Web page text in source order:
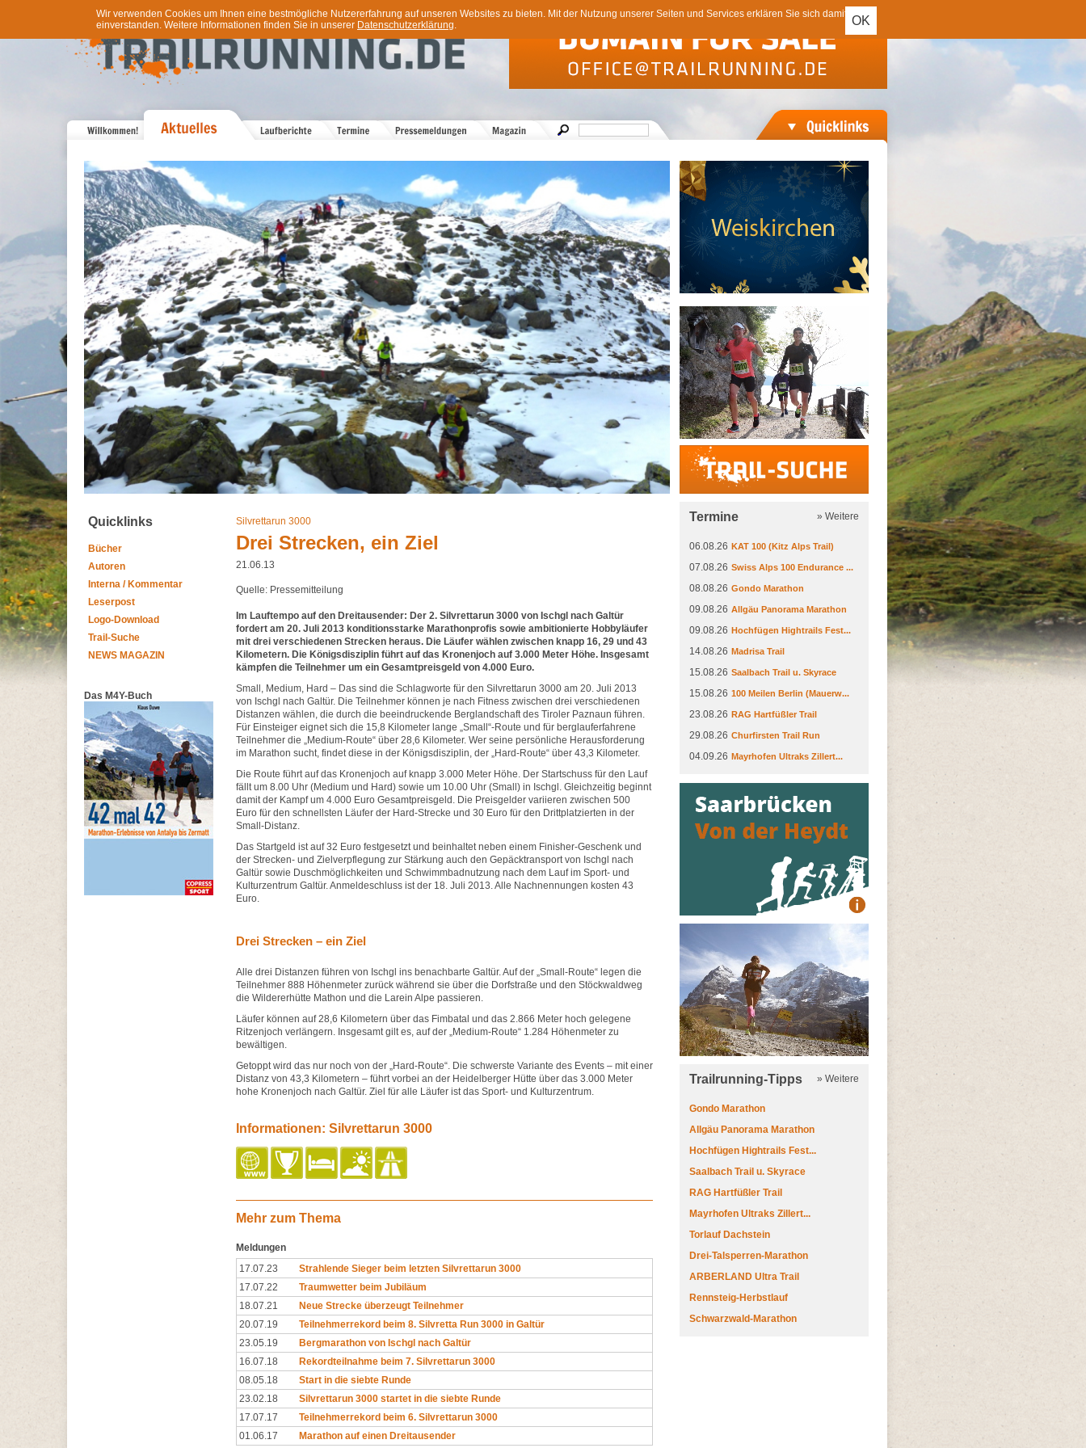
OK
Wir verwenden Cookies um Ihnen eine bestmögliche Nutzererfahrung auf unseren Websites zu bieten. Mit der Nutzung unserer Seiten und Services erklären Sie sich damit
einverstanden. Weitere Informationen finden Sie in unserer Datenschutzerklärung.
Trail-Suche
Quicklinks
Bücher
Autoren
Interna / Kommentar
Leserpost
Logo-Download
Trail-Suche
NEWS MAGAZIN
Das M4Y-Buch
Silvrettarun 3000
Drei Strecken, ein Ziel
21.06.13
Quelle: Pressemitteilung
Im Lauftempo auf den Dreitausender: Der 2. Silvrettarun 3000 von Ischgl nach Galtür
fordert am 20. Juli 2013 konditionsstarke Marathonprofis sowie ambitionierte Hobbyläufer
mit drei verschiedenen Strecken heraus. Die Läufer wählen zwischen knapp 16, 29 und 43
Kilometern. Die Königsdisziplin führt auf das Kronenjoch auf 3.000 Meter Höhe. Insgesamt
kämpfen die Teilnehmer um ein Gesamtpreisgeld von 4.000 Euro.
Small, Medium, Hard – Das sind die Schlagworte für den Silvrettarun 3000 am 20. Juli 2013
von Ischgl nach Galtür. Die Teilnehmer können je nach Fitness zwischen drei verschiedenen
Distanzen wählen, die durch die beeindruckende Berglandschaft des Tiroler Paznaun führen.
Für Einsteiger eignet sich die 15,8 Kilometer lange „Small“-Route und für berglauferfahrene
Teilnehmer die „Medium-Route“ über 28,6 Kilometer. Wer seine persönliche Herausforderung
im Marathon sucht, findet diese in der Königsdisziplin, der „Hard-Route“ über 43,3 Kilometer.
Die Route führt auf das Kronenjoch auf knapp 3.000 Meter Höhe. Der Startschuss für den Lauf
fällt um 8.00 Uhr (Medium und Hard) sowie um 10.00 Uhr (Small) in Ischgl. Gleichzeitig beginnt
damit der Kampf um 4.000 Euro Gesamtpreisgeld. Die Preisgelder variieren zwischen 500
Euro für den schnellsten Läufer der Hard-Strecke und 30 Euro für den Drittplatzierten in der
Small-Distanz.
Das Startgeld ist auf 32 Euro festgesetzt und beinhaltet neben einem Finisher-Geschenk und
der Strecken- und Zielverpflegung zur Stärkung auch den Gepäcktransport von Ischgl nach
Galtür sowie Duschmöglichkeiten und Schwimmbadnutzung nach dem Lauf im Sport- und
Kulturzentrum Galtür. Anmeldeschluss ist der 18. Juli 2013. Alle Nachnennungen kosten 43
Euro.
Drei Strecken – ein Ziel
Alle drei Distanzen führen von Ischgl ins benachbarte Galtür. Auf der „Small-Route“ legen die
Teilnehmer 888 Höhenmeter zurück während sie über die Dorfstraße und den Stöckwaldweg
die Wildererhütte Mathon und die Larein Alpe passieren.
Läufer können auf 28,6 Kilometern über das Fimbatal und das 2.866 Meter hoch gelegene
Ritzenjoch verlängern. Insgesamt gilt es, auf der „Medium-Route“ 1.284 Höhenmeter zu
bewältigen.
Getoppt wird das nur noch von der „Hard-Route“. Die schwerste Variante des Events – mit einer
Distanz von 43,3 Kilometern – führt vorbei an der Heidelberger Hütte über das 3.000 Meter
hohe Kronenjoch nach Galtür. Ziel für alle Läufer ist das Sport- und Kulturzentrum.
Informationen: Silvrettarun 3000
Mehr zum Thema
Meldungen
17.07.23
Strahlende Sieger beim letzten Silvrettarun 3000
17.07.22
Traumwetter beim Jubiläum
18.07.21
Neue Strecke überzeugt Teilnehmer
20.07.19
Teilnehmerrekord beim 8. Silvretta Run 3000 in Galtür
23.05.19
Bergmarathon von Ischgl nach Galtür
16.07.18
Rekordteilnahme beim 7. Silvrettarun 3000
08.05.18
Start in die siebte Runde
23.02.18
Silvrettarun 3000 startet in die siebte Runde
17.07.17
Teilnehmerrekord beim 6. Silvrettarun 3000
01.06.17
Marathon auf einen Dreitausender
Termine » Weitere
06.08.26 KAT 100 (Kitz Alps Trail)
07.08.26 Swiss Alps 100 Endurance ...
08.08.26 Gondo Marathon
09.08.26 Allgäu Panorama Marathon
09.08.26 Hochfügen Hightrails Fest...
14.08.26 Madrisa Trail
15.08.26 Saalbach Trail u. Skyrace
15.08.26 100 Meilen Berlin (Mauerw...
23.08.26 RAG Hartfüßler Trail
29.08.26 Churfirsten Trail Run
04.09.26 Mayrhofen Ultraks Zillert...
Trailrunning-Tipps » Weitere
Gondo Marathon
Allgäu Panorama Marathon
Hochfügen Hightrails Fest...
Saalbach Trail u. Skyrace
RAG Hartfüßler Trail
Mayrhofen Ultraks Zillert...
Torlauf Dachstein
Drei-Talsperren-Marathon
ARBERLAND Ultra Trail
Rennsteig-Herbstlauf
Schwarzwald-Marathon